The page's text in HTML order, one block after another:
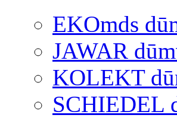
EKOmds
JAWAR
KOLEKT
SCHIEDEL